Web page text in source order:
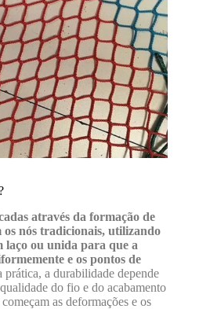
através da formação de
os nós tradicionais, utilizando
ou unida para que a
e os pontos de
prática, a durabilidade depende
do fio e do acabamento
as deformações e os